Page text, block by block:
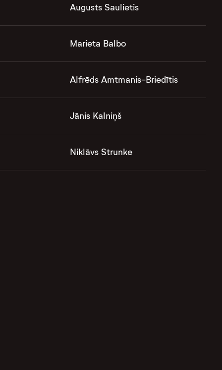
Augusts Saulietis
Marieta Balbo
Alfrēds Amtmanis-Briedītis
Jānis Kalniņš
Niklāvs Strunke